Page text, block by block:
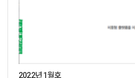
2022년 1월호